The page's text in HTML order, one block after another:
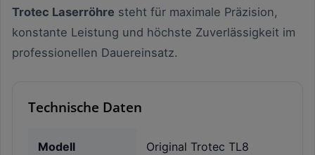
Trotec Laserröhre steht für maximale Präzision,
konstante Leistung und höchste Zuverlässigkeit im
professionellen Dauereinsatz.
Technische Daten
Modell Original Trotec TL8